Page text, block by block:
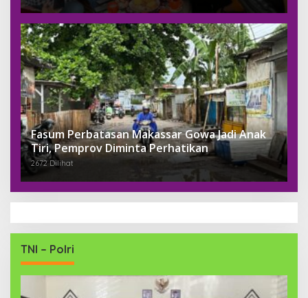
Fasum Perbatasan Makassar Gowa Jadi Anak
Tiri, Pemprov Diminta Perhatikan
2672 Dilihat
TNI – Polri